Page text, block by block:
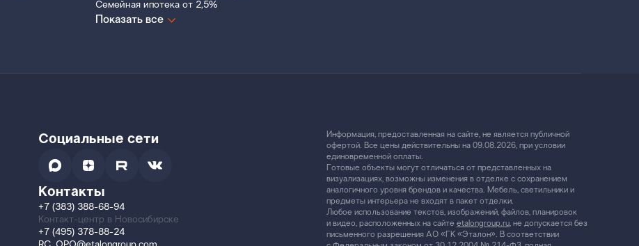
Семейная ипотека от 2,5%
Показать все
Социальные сети
Контакты
+7 (383) 388-68-94
Контакт-центр в Новосибирске
+7 (495) 378-88-24
Информация, предоставленная на сайте, не является публичной
офертой. Все цены действительны на 09.08.2026, при условии
единовременной оплаты.
Готовые объекты могут отличаться от представленных на
визуализациях, возможны изменения в отделке с сохранением
аналогичного уровня брендов и качества. Мебель, светильники и
предметы интерьера не входят в пакет отделки.
Любое использование текстов, изображений, файлов, планировок
и видео, расположенных на сайте etalongroup.ru, не допускается без
письменного разрешения АО «ГК «Эталон». В соответствии